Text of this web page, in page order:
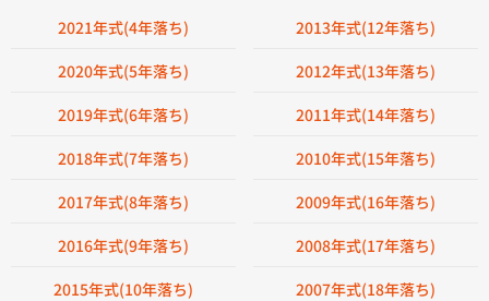
2021年式(4年落ち)
2020年式(5年落ち)
2019年式(6年落ち)
2018年式(7年落ち)
2017年式(8年落ち)
2016年式(9年落ち)
2015年式(10年落ち)
2013年式(12年落ち)
2012年式(13年落ち)
2011年式(14年落ち)
2010年式(15年落ち)
2009年式(16年落ち)
2008年式(17年落ち)
2007年式(18年落ち)